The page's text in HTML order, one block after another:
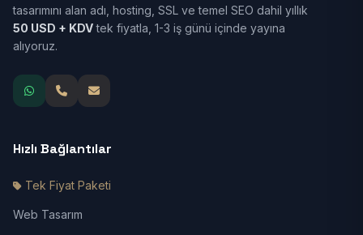
tasarımını alan adı, hosting, SSL ve temel SEO dahil yıllık
50 USD + KDVtek fiyatla, 1-3 iş günü içinde yayına
alıyoruz.
Hızlı Bağlantılar
Tek Fiyat Paketi
Web Tasarım